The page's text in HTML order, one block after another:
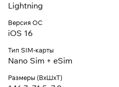
Lightning
Версия ОС
iOS 16
Тип SIM-карты
Nano Sim + eSim
Размеры (ВxШxТ)